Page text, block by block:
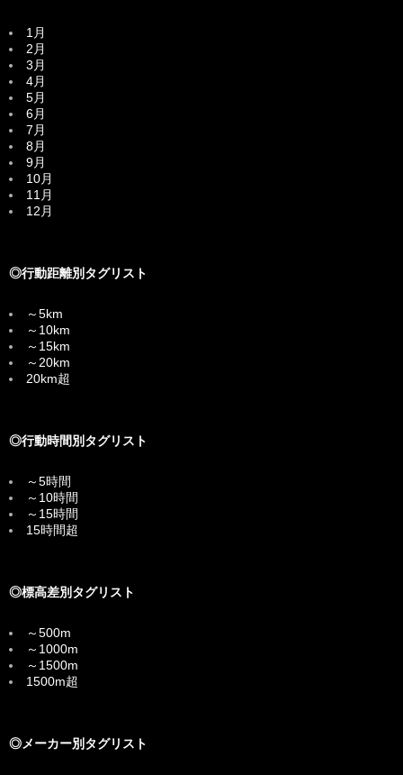
1月
2月
3月
4月
5月
6月
7月
8月
9月
10月
11月
12月
◎行動距離別タグリスト
～5km
～10km
～15km
～20km
20km超
◎行動時間別タグリスト
～5時間
～10時間
～15時間
15時間超
◎標高差別タグリスト
～500m
～1000m
～1500m
1500m超
◎メーカー別タグリスト